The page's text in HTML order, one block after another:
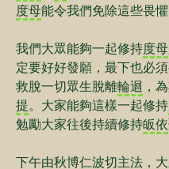
度母能令我們免除這些畏懼
我們大眾能夠一起修持度母
定要好好發願，最下也必
救脫一切眾生脫離輪迴 ，
提。大家能夠這樣一起修持
勉勵大家往後持續修持皈依
下午由秋博仁波切主法，